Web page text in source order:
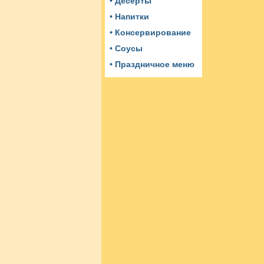
• Напитки
• Консервирование
• Соусы
• Праздничное меню